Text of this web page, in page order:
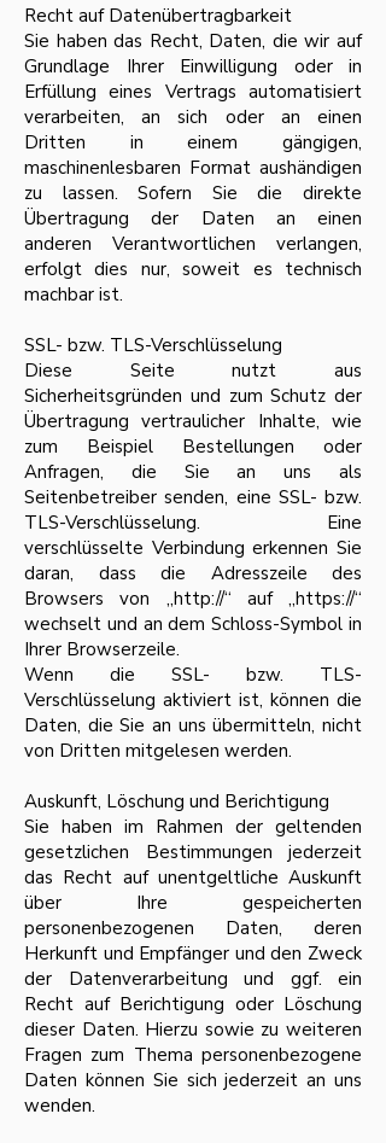
Recht auf Datenübertragbarkeit
Sie haben das Recht, Daten, die wir auf
Grundlage Ihrer Einwilligung oder in
Erfüllung eines Vertrags automatisiert
verarbeiten, an sich oder an einen
Dritten in einem gängigen,
maschinenlesbaren Format aushändigen
zu lassen. Sofern Sie die direkte
Übertragung der Daten an einen
anderen Verantwortlichen verlangen,
erfolgt dies nur, soweit es technisch
machbar ist.
SSL- bzw. TLS-Verschlüsselung
Diese Seite nutzt aus
Sicherheitsgründen und zum Schutz der
Übertragung vertraulicher Inhalte, wie
zum Beispiel Bestellungen oder
Anfragen, die Sie an uns als
Seitenbetreiber senden, eine SSL- bzw.
TLS-Verschlüsselung. Eine
verschlüsselte Verbindung erkennen Sie
daran, dass die Adresszeile des
Browsers von „http://“ auf „https://“
wechselt und an dem Schloss-Symbol in
Ihrer Browserzeile.
Wenn die SSL- bzw. TLS-
Verschlüsselung aktiviert ist, können die
Daten, die Sie an uns übermitteln, nicht
von Dritten mitgelesen werden.
Auskunft, Löschung und Berichtigung
Sie haben im Rahmen der geltenden
gesetzlichen Bestimmungen jederzeit
das Recht auf unentgeltliche Auskunft
über Ihre gespeicherten
personenbezogenen Daten, deren
Herkunft und Empfänger und den Zweck
der Datenverarbeitung und ggf. ein
Recht auf Berichtigung oder Löschung
dieser Daten. Hierzu sowie zu weiteren
Fragen zum Thema personenbezogene
Daten können Sie sich jederzeit an uns
wenden.